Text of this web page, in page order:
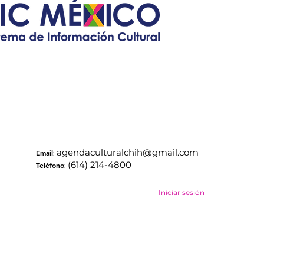
Iniciar sesión
Email:agendaculturalchih@gmail.com
Teléfono: (614) 214-4800